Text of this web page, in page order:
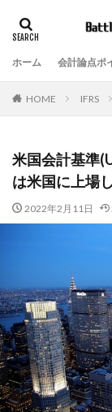
ホーム 会計論点ポ
HOME IFRS
米国会計基準
は米国に上場
2022年2月11日